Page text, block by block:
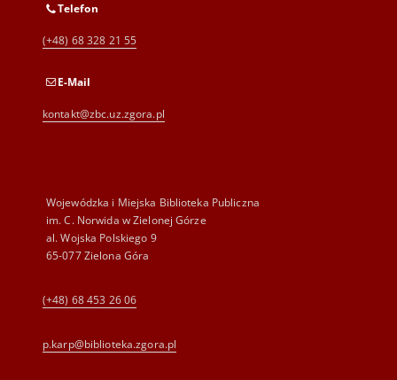
Telefon
(+48) 68 328 21 55
E-Mail
kontakt@zbc.uz.zgora.pl
Wojewódzka i Miejska Biblioteka Publiczna
im. C. Norwida w Zielonej Górze
al. Wojska Polskiego 9
65-077 Zielona Góra
(+48) 68 453 26 06
p.karp@biblioteka.zgora.pl